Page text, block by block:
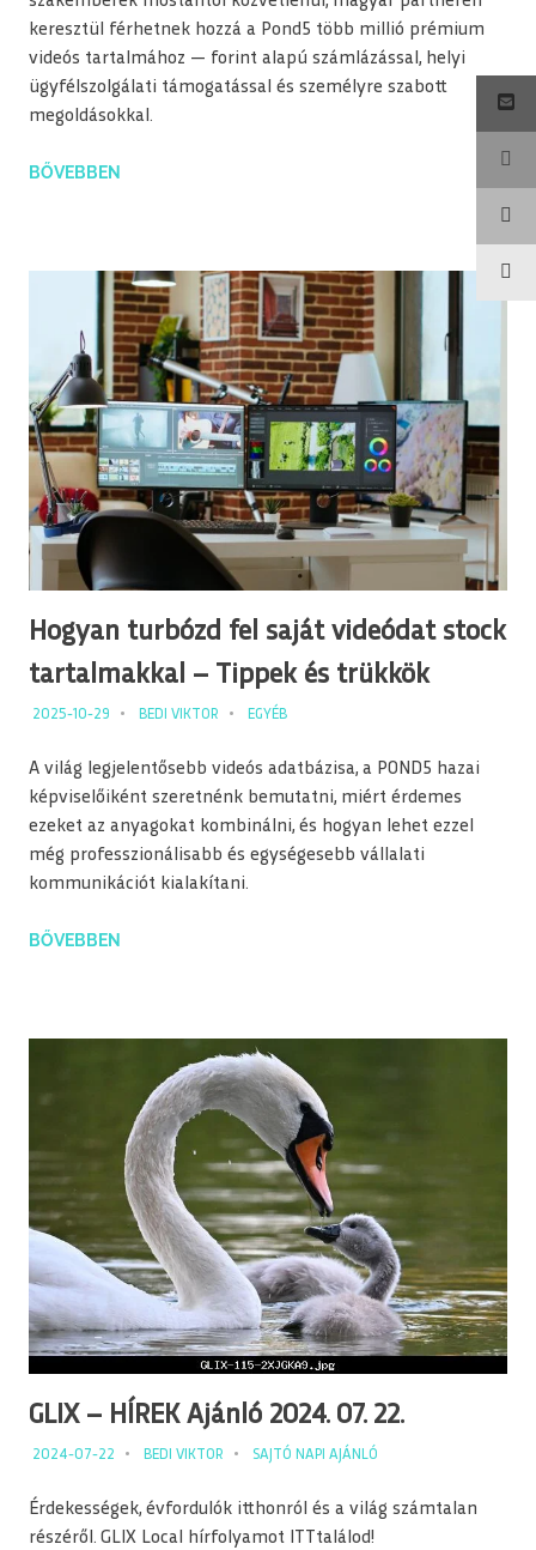
keresztül férhetnek hozzá a Pond5 több millió prémium
videós tartalmához — forint alapú számlázással, helyi
ügyfélszolgálati támogatással és személyre szabott
megoldásokkal.
BŐVEBBEN
Hogyan turbózd fel saját videódat stock
tartalmakkal – Tippek és trükkök
2025-10-29 BEDI VIKTOR EGYÉB
A világ legjelentősebb videós adatbázisa, a POND5 hazai
képviselőiként szeretnénk bemutatni, miért érdemes
ezeket az anyagokat kombinálni, és hogyan lehet ezzel
még professzionálisabb és egységesebb vállalati
kommunikációt kialakítani.
BŐVEBBEN
GLIX – HÍREK Ajánló 2024. 07. 22.
2024-07-22 BEDI VIKTOR SAJTÓ NAPI AJÁNLÓ
Érdekességek, évfordulók itthonról és a világ számtalan
részéről. GLIX Local hírfolyamot ITTtalálod!